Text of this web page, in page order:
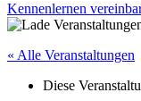
Kennenlernen
« Alle Veranstaltungen
Diese